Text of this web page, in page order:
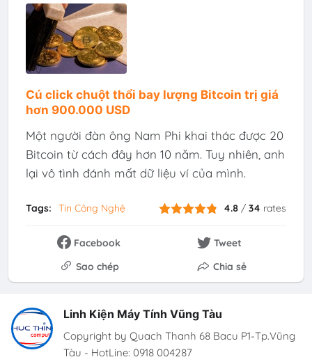
Cú click chuột thổi bay lượng Bitcoin trị giá
hơn 900.000 USD
Một người đàn ông Nam Phi khai thác được 20
Bitcoin từ cách đây hơn 10 năm. Tuy nhiên, anh
lại vô tình đánh mất dữ liệu ví của mình.
Tags: Tin Công Nghệ 4.8 /34 rates
Facebook
Tweet
Sao chép
Chia sẻ
Linh Kiện Máy Tính Vũng Tàu
Copyright by Quach Thanh 68 Bacu P1-Tp.Vũng
Tàu - HotLine: 0918 004287